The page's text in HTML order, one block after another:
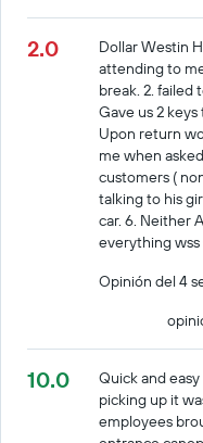
2.0
Dollar Westin
attending to
break. 2. failed
Gave us 2
Upon return
me when
customers (
talking to his
car. 6. Neither
everything wss
Opinión del 4
10.0
Quick and
picking up it
employees